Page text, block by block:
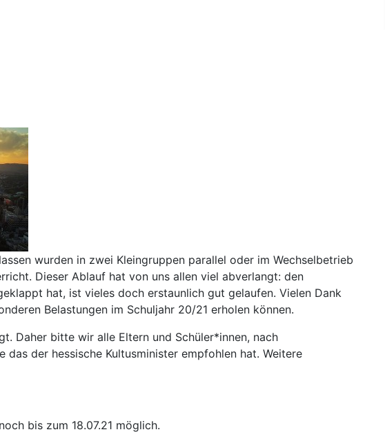
wurden in zwei Kleingruppen parallel oder im Wechselbetrieb
Dieser Ablauf hat von uns allen viel abverlangt: den
hat, ist vieles doch erstaunlich gut gelaufen. Vielen Dank
Belastungen im Schuljahr 20/21 erholen können.
Daher bitte wir alle Eltern und Schüler*innen, nach
der hessische Kultusminister empfohlen hat. Weitere
bis zum 18.07.21 möglich.